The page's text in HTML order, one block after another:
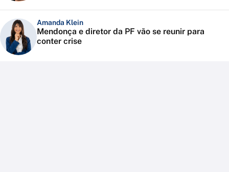
Amanda Klein
Mendonça e diretor da PF vão se reunir para
conter crise